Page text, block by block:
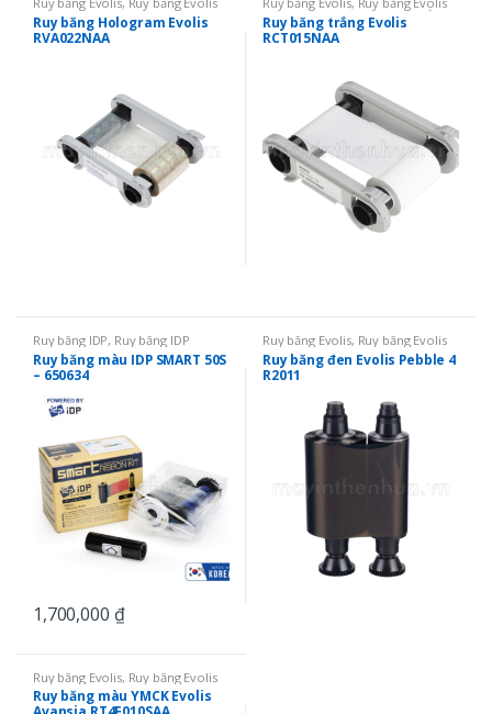
Primacy, Ruy băng Evolis Zenius
Ruy băng mực in thẻ,Ruy băng
Hologram
Ruy băng Hologram Evolis
RVA022NAA
Primacy, Ruy băng mực in thẻ
Ruy băng đơn màu
Ruy băng trắng Evolis
RCT015NAA
Ruy băng IDP, Ruy băng IDP
SMART 50 Ruy băng mực in thẻ,
Ruy băng màu YMCKO
Ruy băng màu IDP SMART 50S
– 650634
1,700,000 ₫
Ruy băng Evolis, Ruy băng Evolis
Zenius, Ruy băng mực in thẻ , Ruy
băng đơn màu
Ruy băng đen Evolis Pebble 4
R2011
Ruy băng Evolis, Ruy băng Evolis
Avansia ,Ruy băng mực in thẻ,
băng màu YMCKO
Ruy băng màu YMCK Evolis